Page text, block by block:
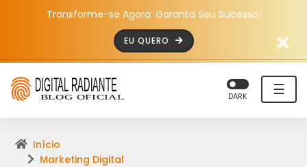
Transforme-se Agora: Garanta Seu Sucesso!
EU QUERO
☰
DARK
Início
Marketing Digital